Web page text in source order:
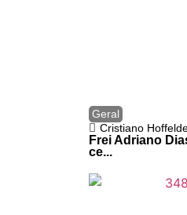
Geral
Cristiano
Frei Adriano
ce...